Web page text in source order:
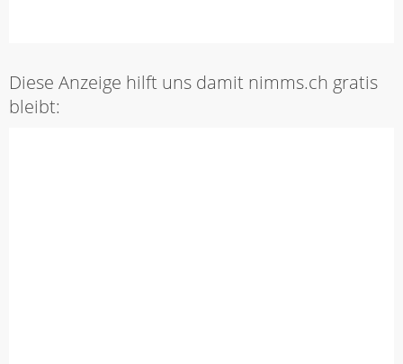
Diese Anzeige hilft uns damit nimms.ch gratis
bleibt: